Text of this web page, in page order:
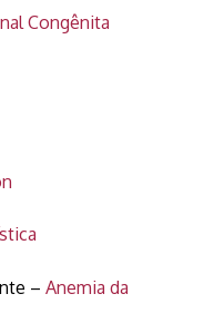
Congênita
– Anemia da